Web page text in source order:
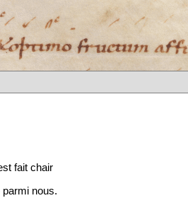
fait chair
parmi nous.